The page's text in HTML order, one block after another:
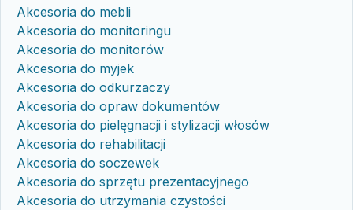
Akcesoria do mebli
Akcesoria do monitoringu
Akcesoria do monitorów
Akcesoria do myjek
Akcesoria do odkurzaczy
Akcesoria do opraw dokumentów
Akcesoria do pielęgnacji i stylizacji włosów
Akcesoria do rehabilitacji
Akcesoria do soczewek
Akcesoria do sprzętu prezentacyjnego
Akcesoria do utrzymania czystości